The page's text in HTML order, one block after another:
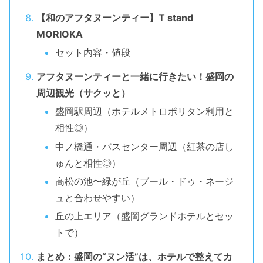
【和のアフタヌーンティー】T stand
MORIOKA
セット内容・値段
アフタヌーンティーと一緒に行きたい！盛岡の
周辺観光（サクッと）
盛岡駅周辺（ホテルメトロポリタン利用と
相性◎）
中ノ橋通・バスセンター周辺（紅茶の店し
ゅんと相性◎）
高松の池〜緑が丘（ブール・ドゥ・ネージ
ュと合わせやすい）
丘の上エリア（盛岡グランドホテルとセッ
トで）
まとめ：盛岡の“ヌン活”は、ホテルで整えてカ